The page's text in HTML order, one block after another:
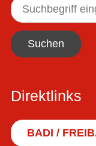
Direktlinks
BADI /
Suchen